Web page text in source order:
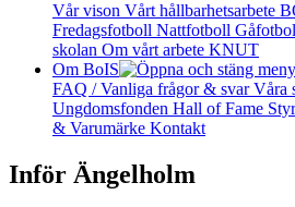
Vår vison Vårt hållbarhetsarbete
Fredagsfotboll Nattfotboll
skolan Om vårt arbete KNUT
Om BoIS
FAQ / Vanliga frågor & svarVåra
Ungdomsfonden Hall of Fame
& Varumärke Kontakt
Inför Ängelholm